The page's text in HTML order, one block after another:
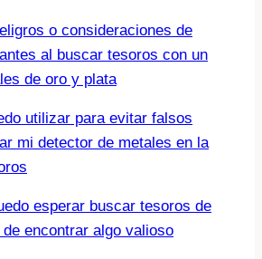
o consideraciones de
al buscar tesoros con un
de oro y plata
utilizar para evitar falsos
mi detector de metales en la
esperar buscar tesoros de
encontrar algo valioso